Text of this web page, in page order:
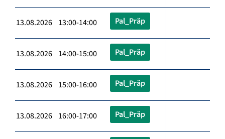
13.08.2026 13:00-14:00 Pal_Präp
13.08.2026 14:00-15:00 Pal_Präp
13.08.2026 15:00-16:00 Pal_Präp
13.08.2026 16:00-17:00 Pal_Präp